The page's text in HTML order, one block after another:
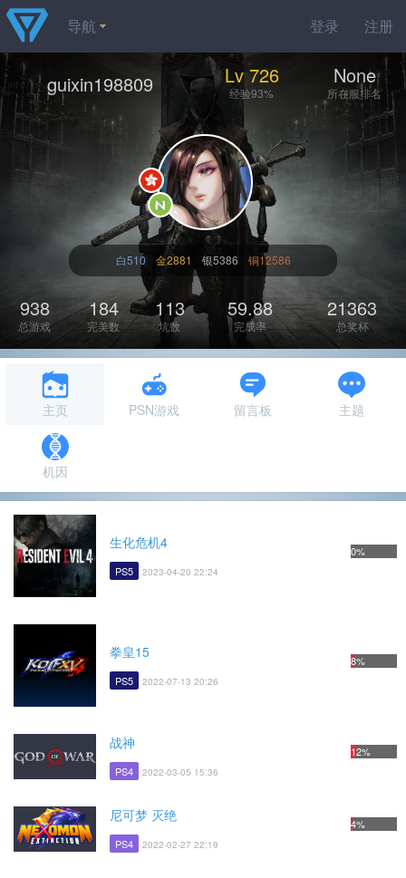
登录 注册
导航
guixin198809 Lv 726
经验93%
None
所在服排名
白510 金2881 银5386 铜12586
938
总游戏
184
完美数
113
坑数
59.88
完成率
21363
总奖杯
主页 PSN游戏 留言板 主题
机因
生化危机4
PS5 2023-04-20 22:24
0%
拳皇15
PS5 2022-07-13 20:26
8%
战神
PS4 2022-03-05 15:36
12%
尼可梦 灭绝
PS4 2022-02-27 22:19
4%